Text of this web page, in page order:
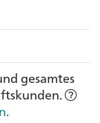
gesamtes
.